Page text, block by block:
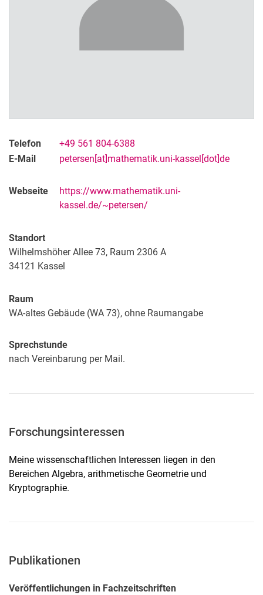
Telefon
+49 561 804-6388
E-Mail
petersen[at]mathematik.uni-kassel[dot]de
Webseite
https://www.mathematik.uni-
kassel.de/~petersen/
Standort
Wilhelmshöher Allee 73, Raum 2306 A
34121 Kassel
Raum
WA-altes Gebäude (WA 73), ohne Raumangabe
Sprechstunde
nach Vereinbarung per Mail.
Forschungsinteressen
Meine wissenschaftlichen Interessen liegen in den
Bereichen Algebra, arithmetische Geometrie und
Kryptographie.
Publikationen
Veröffentlichungen in Fachzeitschriften